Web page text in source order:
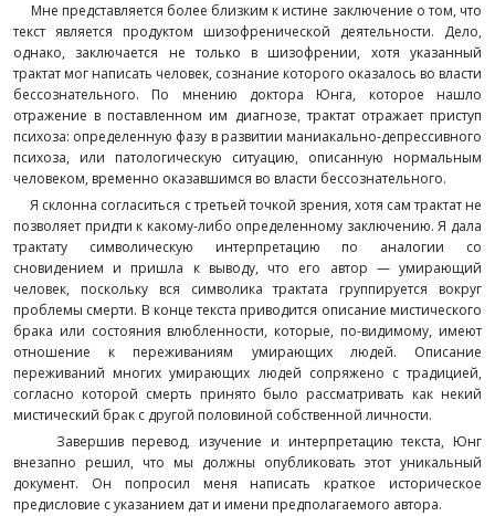
Мне представляется более близким к истине заключение о том, что
текст является продуктом шизофренической деятельности. Дело,
однако, заключается не только в шизофрении, хотя указанный
трактат мог написать человек, сознание которого оказалось во власти
бессознательного. По мнению доктора Юнга, которое нашло
отражение в поставленном им диагнозе, трактат отражает приступ
психоза: определенную фазу в развитии маниакально-депрессивного
психоза, или патологическую ситуацию, описанную нормальным
человеком, временно оказавшимся во власти бессознательного.
Я склонна согласиться с третьей точкой зрения, хотя сам трактат не
позволяет придти к какому-либо определенному заключению. Я дала
трактату символическую интерпретацию по аналогии со
сновидением и пришла к выводу, что его автор — умирающий
человек, поскольку вся символика трактата группируется вокруг
проблемы смерти. В конце текста приводится описание мистического
брака или состояния влюбленности, которые, по-видимому, имеют
отношение к переживаниям умирающих людей. Описание
переживаний многих умирающих людей сопряжено с традицией,
согласно которой смерть принято было рассматривать как некий
мистический брак с другой половиной собственной личности.
Завершив перевод, изучение и интерпретацию текста, Юнг
внезапно решил, что мы должны опубликовать этот уникальный
документ. Он попросил меня написать краткое историческое
предисловие с указанием дат и имени предполагаемого автора.